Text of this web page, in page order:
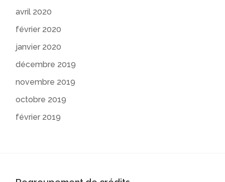
avril 2020
février 2020
janvier 2020
décembre 2019
novembre 2019
octobre 2019
février 2019